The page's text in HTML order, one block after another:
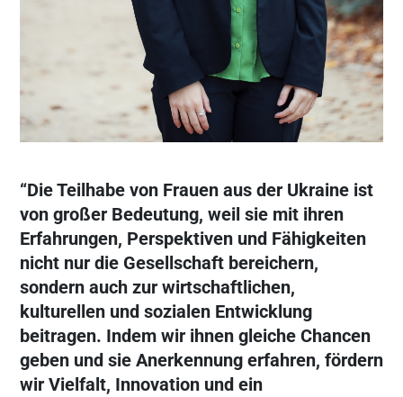
“Die Teilhabe von Frauen aus der Ukraine ist
von großer Bedeutung, weil sie mit ihren
Erfahrungen, Perspektiven und Fähigkeiten
nicht nur die Gesellschaft bereichern,
sondern auch zur wirtschaftlichen,
kulturellen und sozialen Entwicklung
beitragen. Indem wir ihnen gleiche Chancen
geben und sie Anerkennung erfahren, fördern
wir Vielfalt, Innovation und ein